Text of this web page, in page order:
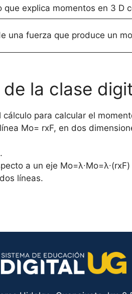
que explica momentos en 3 D
una fuerza que produce un
la clase
para calcular el
Mo= rxF, en dos
a un eje Mo=λ∙Mo=λ∙(rxF)
líneas.